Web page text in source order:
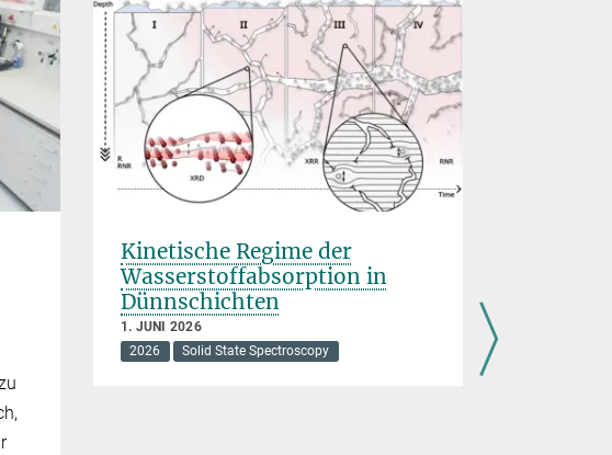
Kinetische Regime der
Wasserstoffabsorption in
Dünnschichten
1. JUNI 2026
2026
Solid State Spectroscopy